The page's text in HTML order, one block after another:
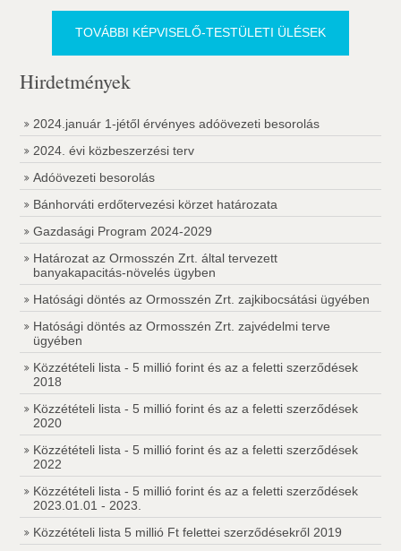
TOVÁBBI KÉPVISELŐ-TESTÜLETI ÜLÉSEK
Hirdetmények
2024.január 1-jétől érvényes adóövezeti besorolás
2024. évi közbeszerzési terv
Adóövezeti besorolás
Bánhorváti erdőtervezési körzet határozata
Gazdasági Program 2024-2029
Határozat az Ormosszén Zrt. által tervezett
banyakapacitás-növelés ügyben
Hatósági döntés az Ormosszén Zrt. zajkibocsátási ügyében
Hatósági döntés az Ormosszén Zrt. zajvédelmi terve
ügyében
Közzétételi lista - 5 millió forint és az a feletti szerződések
2018
Közzétételi lista - 5 millió forint és az a feletti szerződések
2020
Közzétételi lista - 5 millió forint és az a feletti szerződések
2022
Közzétételi lista - 5 millió forint és az a feletti szerződések
2023.01.01 - 2023.
Közzétételi lista 5 millió Ft felettei szerződésekről 2019